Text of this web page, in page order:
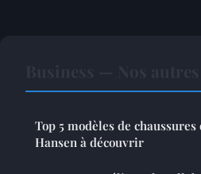
Top 5 modèles de
Hansen à découvrir